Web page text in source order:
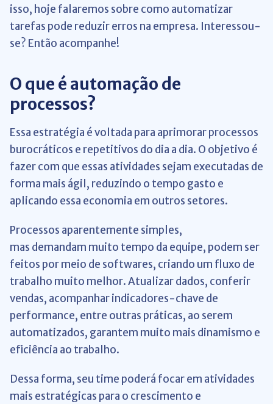
isso, hoje falaremos sobre como automatizar
tarefas pode reduzir erros na empresa. Interessou-
se? Então acompanhe!
O que é automação de
processos?
Essa estratégia é voltada para aprimorar processos
burocráticos e repetitivos do dia a dia. O objetivo é
fazer com que essas atividades sejam executadas de
forma mais ágil, reduzindo o tempo gasto e
aplicando essa economia em outros setores.
Processos aparentemente simples,
mas demandam muito tempo da equipe, podem ser
feitos por meio de softwares, criando um fluxo de
trabalho muito melhor. Atualizar dados, conferir
vendas, acompanhar indicadores-chave de
performance, entre outras práticas, ao serem
automatizados, garantem muito mais dinamismo e
eficiência ao trabalho.
Dessa forma, seu time poderá focar em atividades
mais estratégicas para o crescimento e